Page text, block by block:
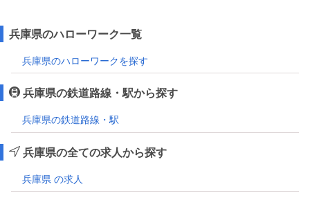
兵庫県のハローワーク一覧
兵庫県のハローワークを探す
兵庫県の鉄道路線・駅から探す
兵庫県の鉄道路線・駅
兵庫県の全ての求人から探す
兵庫県 の求人